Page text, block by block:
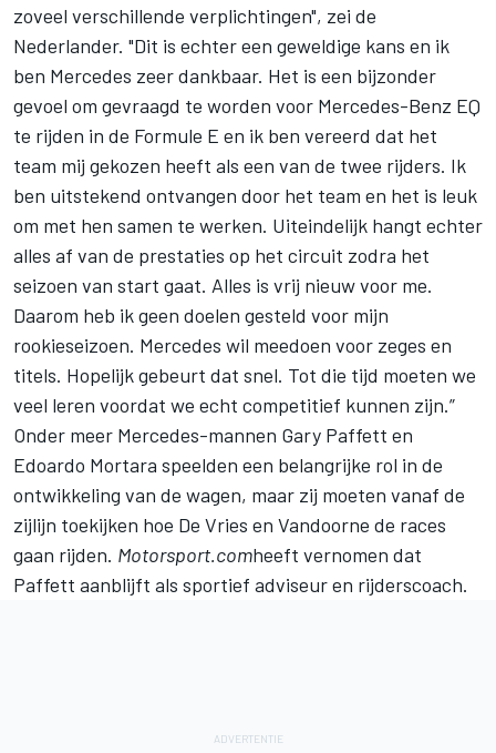
zoveel verschillende verplichtingen", zei de
Nederlander. "Dit is echter een geweldige kans en ik
ben Mercedes zeer dankbaar. Het is een bijzonder
gevoel om gevraagd te worden voor Mercedes-Benz EQ
te rijden in de Formule E en ik ben vereerd dat het
team mij gekozen heeft als een van de twee rijders. Ik
ben uitstekend ontvangen door het team en het is leuk
om met hen samen te werken. Uiteindelijk hangt echter
alles af van de prestaties op het circuit zodra het
seizoen van start gaat. Alles is vrij nieuw voor me.
Daarom heb ik geen doelen gesteld voor mijn
rookieseizoen. Mercedes wil meedoen voor zeges en
titels. Hopelijk gebeurt dat snel. Tot die tijd moeten we
veel leren voordat we echt competitief kunnen zijn.”
Onder meer Mercedes-mannen Gary Paffett en
Edoardo Mortara speelden een belangrijke rol in de
ontwikkeling van de wagen, maar zij moeten vanaf de
zijlijn toekijken hoe De Vries en Vandoorne de races
gaan rijden. Motorsport.comheeft vernomen dat
Paffett aanblijft als sportief adviseur en rijderscoach.